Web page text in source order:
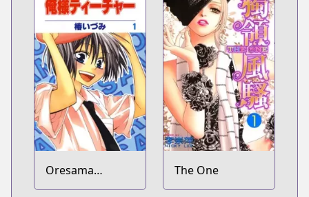
Oresama
Teacher
The One